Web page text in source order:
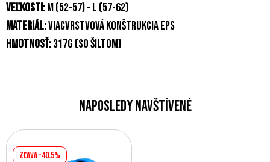
veľkosti:M (52-57) - L (57-62)
materiál:viacvrstvová konštrukcia EPS
hmotnosť:317g (so šiltom)
Naposledy navštívené
Zľava -40.5%